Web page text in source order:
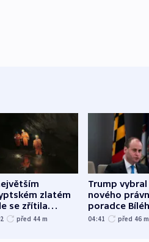
zlatém
se zřítila
jeden
před 44 m
Trump vybral
nového
poradce
domu
04:41 před 46 m